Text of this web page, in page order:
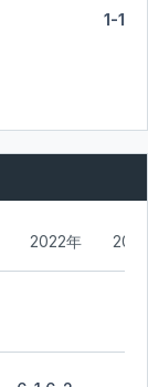
1-1
2022年